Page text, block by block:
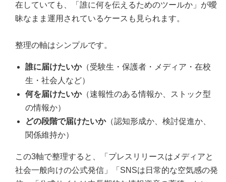
在していても、「誰に何を伝えるためのツールか」が曖
昧なまま運用されているケースも見られます。
整理の軸はシンプルです。
誰に届けたいか（受験生・保護者・メディア・在校
生・社会人など）
何を届けたいか（速報性のある情報か、ストック型
の情報か）
どの段階で届けたいか（認知形成か、検討促進か、
関係維持か）
この3軸で整理すると、「プレスリリースはメディアと
社会一般向けの公式発信」「SNSは日常的な空気感の発